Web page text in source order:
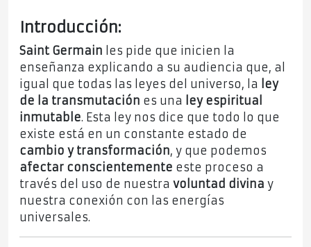
Introducción:
Saint Germain les pide que inicien la
enseñanza explicando a su audiencia que, al
igual que todas las leyes del universo, la ley
de la transmutación es una ley espiritual
inmutable. Esta ley nos dice que todo lo que
existe está en un constante estado de
cambio y transformación, y que podemos
afectar conscientemente este proceso a
través del uso de nuestra voluntad divina y
nuestra conexión con las energías
universales.